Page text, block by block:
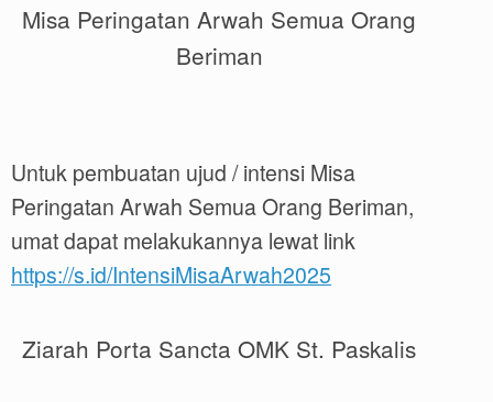
Misa Peringatan Arwah Semua Orang
Beriman
Untuk pembuatan ujud / intensi Misa
Peringatan Arwah Semua Orang Beriman,
umat dapat melakukannya lewat link
https://s.id/IntensiMisaArwah2025
Ziarah Porta Sancta OMK St. Paskalis